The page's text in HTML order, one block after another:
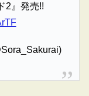
2』発売!!